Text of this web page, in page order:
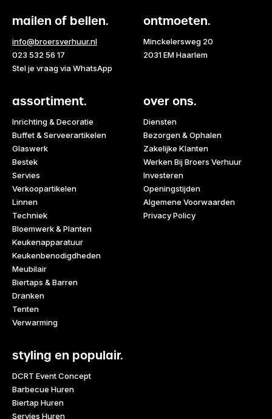
mailen of bellen.
info@broersverhuur.nl
023 532 56 17
Stel je vraag via WhatsApp
ontmoeten.
Minckelersweg 20
2031 EM Haarlem
assortiment.
Inrichting & Decoratie
Buffet & Serveerartikelen
Glaswerk
Bestek
Servies
Verkoopartikelen
Linnen
Techniek
Bloemwerk & Planten
Keukenapparatuur
Keukenbenodigdheden
Meubilair
Biertaps & Barren
Dranken
Tenten
Verwarming
over ons.
Diensten
Bezorgen & Ophalen
Zakelijke Klanten
Werken Bij Broers Verhuur
Investeren
Openingstijden
Algemene Voorwaarden
Privacy Policy
styling en populair.
DCRT Event Concept
Barbecue Huren
Biertap Huren
Servies Huren